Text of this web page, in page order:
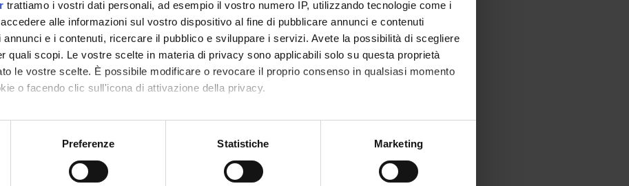
trattiamo i vostri dati personali, ad esempio il vostro numero IP, utilizzando tecnologie come i
alle informazioni sul vostro dispositivo al fine di pubblicare annunci e contenuti
e i contenuti, ricercare il pubblico e sviluppare i servizi. Avete la possibilità di scegliere
quali scopi. Le vostre scelte in materia di privacy sono applicabili solo su questa proprietà
le vostre scelte. È possibile modificare o revocare il proprio consenso in qualsiasi momento
o facendo clic sull'icona di attivazione della privacy.
anche:
sulla tua posizione geografica, con un'approssimazione di qualche metro,
Preferenze Statistiche Marketing